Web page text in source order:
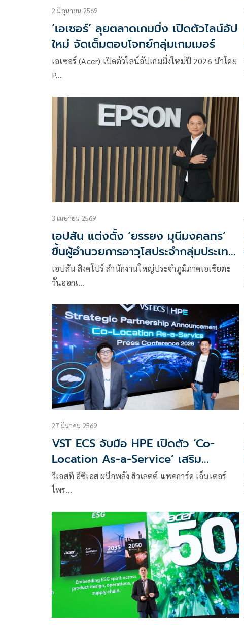
2 มิถุนายน 2569
‘เอเซอร์’ ลุยตลาดเกมมิ่ง เปิดตัวไลน์อัป
ใหม่ จัดเต็มตอบโจทย์กลุ่มเกมเมอร์
เอเซอร์ (Acer) เปิดตัวไลน์อัปเกมมิ่งใหม่ปี 2026 นำโดย
P…
3 เมษายน 2569
เอปสัน แต่งตั้ง ‘ยรรยง มุนีมงคลทร’
ขึ้นผู้อำนวยการอาวุโสประจำกลุ่มประเทศ
พร้อมควบผู้อำนวยการบริหาร
ประเทศไทย
เอปสัน สิงคโปร์ สำนักงานใหญ่ประจำภูมิภาคเอเชียตะ
วันออกเ…
27 มีนาคม 2569
VST ECS จับมือ HPE เปิดตัว ‘Co-
Location As-a-Service’ เสริม
ศักยภาพพาร์ตเนอร์ สู่โซลูชันระดับเอ็น
เตอร์ไพรส์
วีเอสที อีซีเอส ผนึกพลัง ฮิวเลตต์ แพคการ์ด เอ็นเตอร์
ไพร…